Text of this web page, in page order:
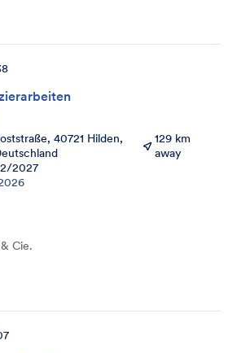
40721 Hilden,
129 km
away
2027
Cie.